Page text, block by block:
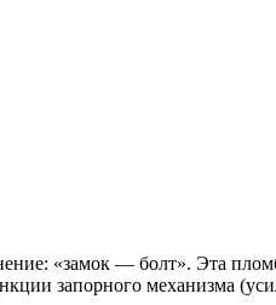
«замок — болт». Эта
запорного механизма